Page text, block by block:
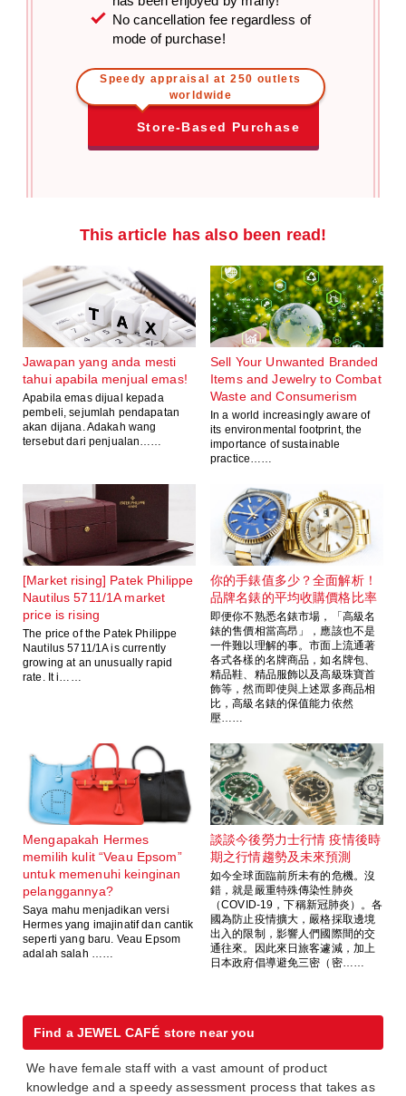
No cancellation fee regardless of
mode of purchase!
Speedy appraisal at 250 outlets
worldwide
Store-Based Purchase
This article has also been read!
Jawapan yang anda mesti
tahui apabila menjual emas!
Apabila emas dijual kepada
pembeli, sejumlah pendapatan
akan dijana. Adakah wang
tersebut dari penjualan……
Sell Your Unwanted Branded
Items and Jewelry to Combat
Waste and Consumerism
In a world increasingly aware of
its environmental footprint, the
importance of sustainable
practice……
[Market rising] Patek Philippe
Nautilus 5711/1A market
price is rising
The price of the Patek Philippe
Nautilus 5711/1A is currently
growing at an unusually rapid
rate. It i……
你的手錶值多少？全面解析！
品牌名錶的平均收購價格比率
即便你不熟悉名錶市場，「高級名
錶的售價相當高昂」，應該也不是
一件難以理解的事。市面上流通著
各式各樣的名牌商品，如名牌包、
精品鞋、精品服飾以及高級珠寶首
飾等，然而即使與上述眾多商品相
比，高級名錶的保值能力依然
壓……
Mengapakah Hermes
memilih kulit “Veau Epsom”
untuk memenuhi keinginan
pelanggannya?
Saya mahu menjadikan versi
Hermes yang imajinatif dan cantik
seperti yang baru. Veau Epsom
adalah salah ……
談談今後勞力士行情 疫情後時
期之行情趨勢及未來預測
如今全球面臨前所未有的危機。沒
錯，就是嚴重特殊傳染性肺炎
（COVID-19，下稱新冠肺炎）。各
國為防止疫情擴大，嚴格採取邊境
出入的限制，影響人們國際間的交
通往來。因此來日旅客遽減，加上
日本政府倡導避免三密（密……
Find a JEWEL CAFÉ store near you
We have female staff with a vast amount of product
knowledge and a speedy assessment process that takes as